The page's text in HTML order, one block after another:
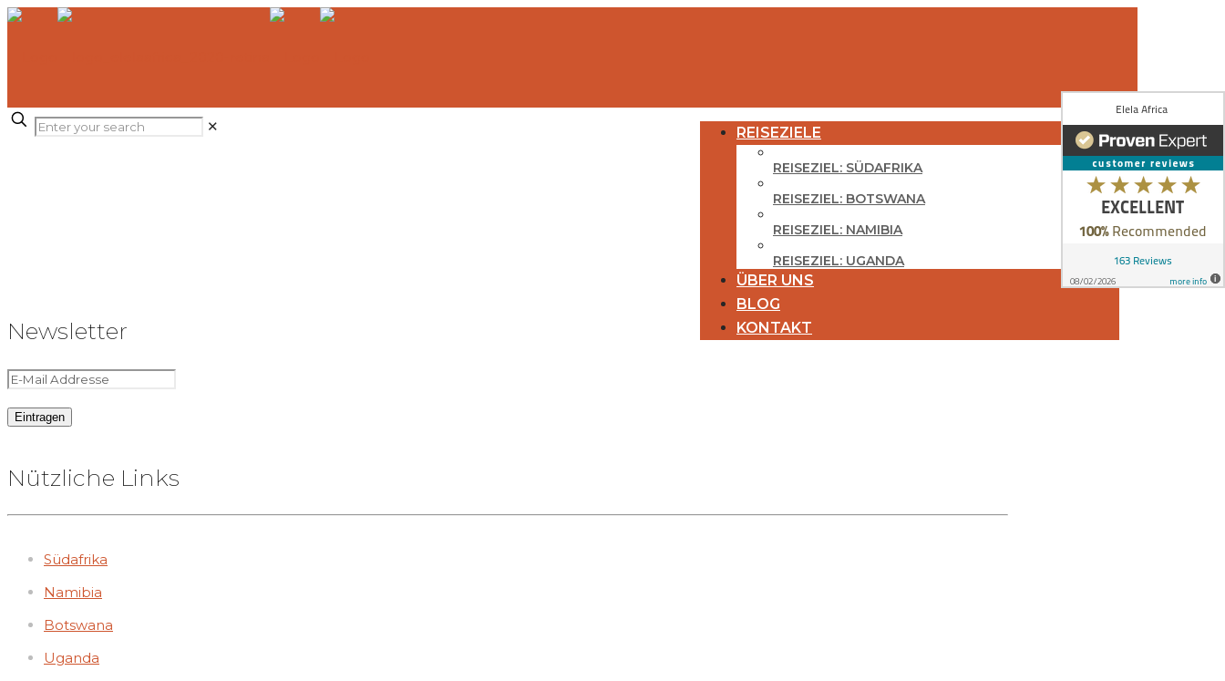
REISEZIELE
REISEZIEL: SÜDAFRIKA
REISEZIEL: BOTSWANA
REISEZIEL: NAMIBIA
REISEZIEL: UGANDA
ÜBER UNS
BLOG
KONTAKT
✕
Newsletter
Nützliche Links
Südafrika
Namibia
Botswana
Uganda